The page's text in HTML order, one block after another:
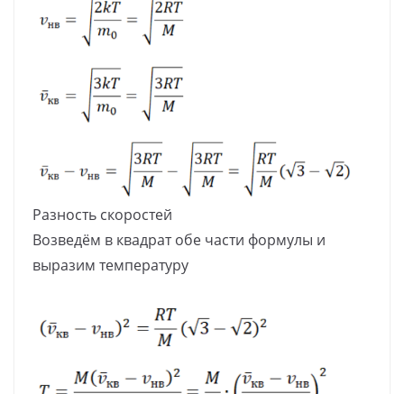
Разность скоростей
Возведём в квадрат обе части формулы и
выразим температуру